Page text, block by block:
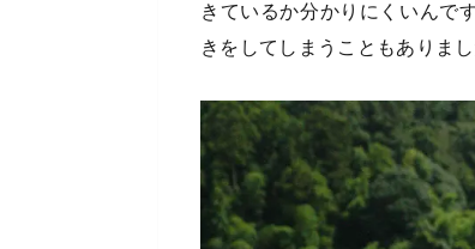
きているか分かりにくいんで
きをしてしまうこともありまし